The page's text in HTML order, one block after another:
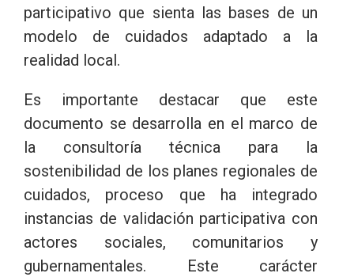
participativo que sienta las bases de un
modelo de cuidados adaptado a la
realidad local.
Es importante destacar que este
documento se desarrolla en el marco de
la consultoría técnica para la
sostenibilidad de los planes regionales de
cuidados, proceso que ha integrado
instancias de validación participativa con
actores sociales, comunitarios y
gubernamentales. Este carácter